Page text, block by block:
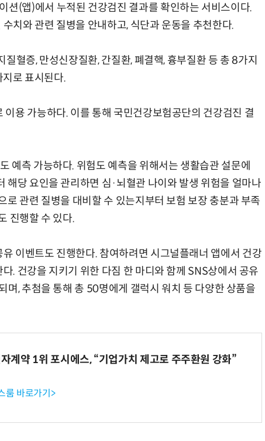
션(앱)에서 누적된 건강검진 결과를 확인하는 서비스이다.
치와 관련 질병을 안내하고, 식단과 운동을 추천한다.
혈증, 만성신장질환, 간질환, 폐결핵, 흉부질환 등 총 8가지
지로 표시된다.
용 가능하다. 이를 통해 국민건강보험공단의 건강검진 결
예측 가능하다. 위험도 예측을 위해서는 생활습관 설문에
해당 요인을 관리하면 심·뇌혈관 나이와 발생 위험을 얼마나
로 관련 질병을 대비할 수 있는지부터 보험 보장 충분과 부족
진행할 수 있다.
이벤트도 진행한다. 참여하려면 시그널플래너 앱에서 건강
. 건강을 지키기 위한 다짐 한 마디와 함께 SNS상에서 공유
며, 추첨을 통해 총 50명에게 갤럭시 워치 등 다양한 상품을
계약 1위 포시에스, “기업가치 제고로 주주환원 강화”
룸 바로가기>